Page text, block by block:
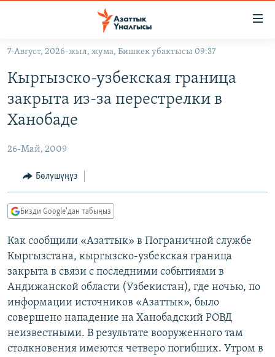
Навигацияга
өтүңүз
Издөөгө
салыңыз
КЫРГЫЗСТАН
КЫРГЫЗСТАН
ЭКОНОМИКА
МАДАНИЯТ
ДҮЙНӨ
БОРБОР АЗИЯ
АТАЙЫН ИЛИКТӨӨ
ТВ ПРОГРАММАЛАР
ЭКСПЕРТТЕР ТАЛДАЙТ
БИЗ ЖАНА ДҮЙНӨ
ДАНИСТЕ
ЭЖЕ-СИҢДИЛЕР
АЗАТТЫК+
ЫҢГАЙСЫЗ СУРООЛОР
ӨЗГӨЧӨ ПИКИР
Русский
ОНЛАЙН ШЕРИНЕ
7-Август, 2026-жыл, жума, Бишкек убактысы 09:37
Кыргызско-узбекская граница
закрыта из-за перестрелки в
Ханобаде
26-Май, 2009
Бөлүшүңүз
Бизди Google'дан табыңыз
Как сообщили «Азаттык» в Пограничной службе
Кыргызстана, кыргызско-узбекская граница
закрыта в связи с последними событиями в
Андижанской области (Узбекистан), где ночью, по
информации источников «Азаттык», было
совершено нападение на Ханобадский РОВД
неизвестными. В результате вооруженного там
столкновения имеются четверо погибших. Утром в